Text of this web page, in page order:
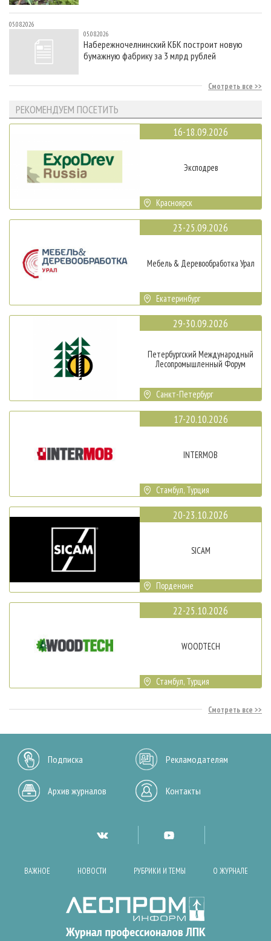
05.08.2026
05.08.2026
Набережночелнинский КБК построит новую
бумажную фабрику за 3 млрд рублей
Смотреть все
РЕКОМЕНДУЕМ ПОСЕТИТЬ
16-18.09.2026
Эксподрев
Красноярск
23-25.09.2026
Мебель & Деревообработка Урал
Екатеринбург
29-30.09.2026
Петербургский Международный
Лесопромышленный Форум
Санкт-Петербург
17-20.10.2026
INTERMOB
Стамбул, Турция
20-23.10.2026
SICAM
Порденоне
22-25.10.2026
WOODTECH
Стамбул, Турция
Смотреть все
Подписка Рекламодателям
Архив журналов Контакты
ВАЖНОЕ НОВОСТИ РУБРИКИ И ТЕМЫ О ЖУРНАЛЕ